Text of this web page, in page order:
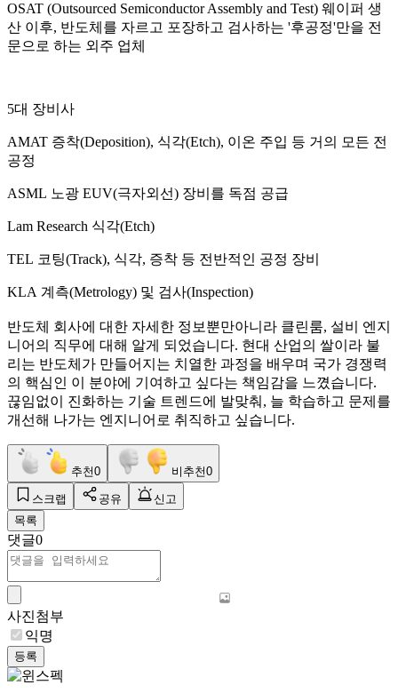
OSAT (Outsourced Semiconductor Assembly and Test) 웨이퍼 생
산 이후, 반도체를 자르고 포장하고 검사하는 '후공정'만을 전
문으로 하는 외주 업체
5대 장비사
AMAT 증착(Deposition), 식각(Etch), 이온 주입 등 거의 모든 전
공정
ASML 노광 EUV(극자외선) 장비를 독점 공급
Lam Research 식각(Etch)
TEL 코팅(Track), 식각, 증착 등 전반적인 공정 장비
KLA 계측(Metrology) 및 검사(Inspection)
반도체 회사에 대한 자세한 정보뿐만아니라 클린룸, 설비 엔지
니어의 직무에 대해 알게 되었습니다. 현대 산업의 쌀이라 불
리는 반도체가 만들어지는 치열한 과정을 배우며 국가 경쟁력
의 핵심인 이 분야에 기여하고 싶다는 책임감을 느꼈습니다.
끊임없이 진화하는 기술 트렌드에 발맞춰, 늘 학습하고 문제를
개선해 나가는 엔지니어로 취직하고 싶습니다.
추천0 비추천0
스크랩 공유
신고
목록
댓글0
사진첨부
익명
등록